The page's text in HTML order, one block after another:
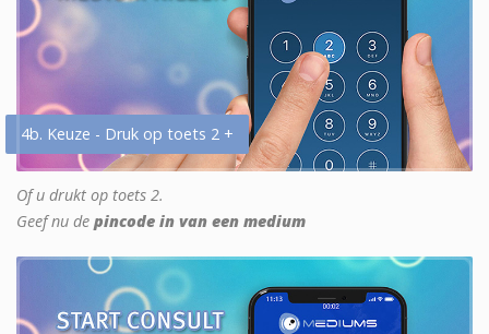
4b. Keuze - Druk op toets 2 +
Of u drukt op toets 2.
Geef nu de pincode in van een medium